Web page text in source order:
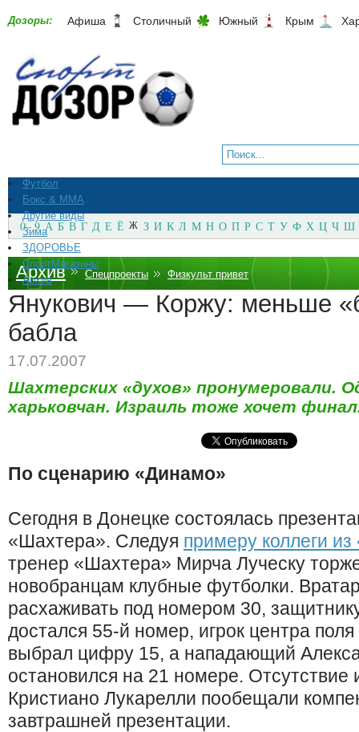
Дозоры: Афиша Столичный Южный Крым
Футбол
Бокс & ММА
Другие виды
Зима
ЗДОРОВЬЕ
СпортМагазины
Архив
0 - 9 А Б В Г Д Е Ё Ж З И К Л М Н О П Р С Т У Ф Х Ц Ч Ш
Архив Спецпроекты Физкульт привет
Янукович — Коржу: меньше
бабла
17.07.2007
Шахтерских «духов» пронумеровали.
харьковчан. Израиль тоже хочет
По сценарию «Динамо»
Сегодня в Донецке состоялась
«Шахтера». Следуя примеру коллеги
тренер «Шахтера» Мирча Луческу
новобранцам клубные футболки.
расхаживать под номером 30,
достался 55-й номер, игрок центра
выбрал цифру 15, а нападающий
остановился на 21 номере. Отсутствие
Кристиано Лукарелли пообещали
завтрашней презентации.